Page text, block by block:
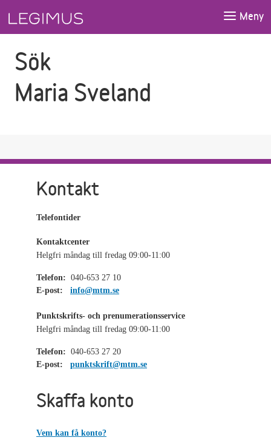
Meny
Sök
Maria Sveland
Kontakt
Telefontider
Kontaktcenter
Helgfri måndag till fredag 09:00-11:00
Telefon: 040-653 27 10
E-post:
info@mtm.se
Punktskrifts- och prenumerationsservice
Helgfri måndag till fredag 09:00-11:00
Telefon: 040-653 27 20
E-post:
punktskrift@mtm.se
Skaffa konto
Vem kan få konto?